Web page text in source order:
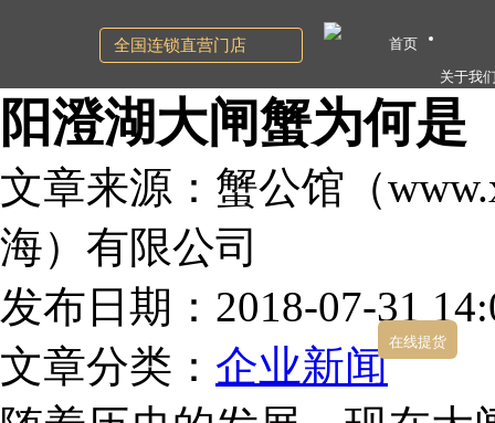
阳澄湖大闸蟹为何是
文章来源：蟹公馆（
海）有限公司
发布日期：2018-07-31
文章分类： 企业新闻
全国连锁直营门店
首页
关于我
在线提货